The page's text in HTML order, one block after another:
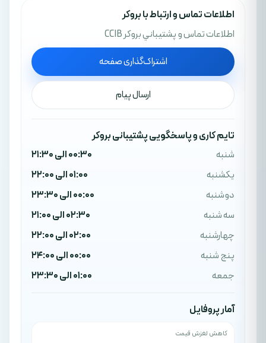
اطلاعات تماس و ارتباط با بروکر
اطلاعات تماس و پشتيباني بروکر CCIB
اشتراک‌گذاری صفحه
ارسال پیام
تایم کاری و پاسخگویی پشتیبانی بروکر
شنبه
00:30 الی 21:30
یکشنبه
01:00 الی 22:00
دوشنبه
00:00 الی 23:30
سه شنبه
02:30 الی 21:00
چهارشنبه
02:00 الی 22:00
پنج شنبه
00:00 الی 24:00
جمعه
01:00 الی 23:30
آمار پروفایل
کاهش لغزش قیمت